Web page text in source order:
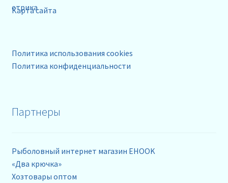
Карта сайта
Политика использования cookies
Политика конфиденциальности
Партнеры
Рыболовный интернет магазин EHOOK
«Два крючка»
Хозтовары оптом